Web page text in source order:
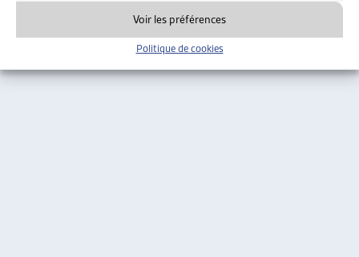
Voir les préférences
Politique de cookies